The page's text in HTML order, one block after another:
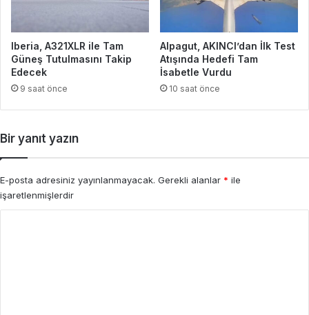
Iberia, A321XLR ile Tam
Güneş Tutulmasını Takip
Edecek
9 saat önce
Alpagut, AKINCI’dan İlk Test
Atışında Hedefi Tam
İsabetle Vurdu
10 saat önce
Bir yanıt yazın
E-posta adresiniz yayınlanmayacak. Gerekli alanlar * ile
işaretlenmişlerdir